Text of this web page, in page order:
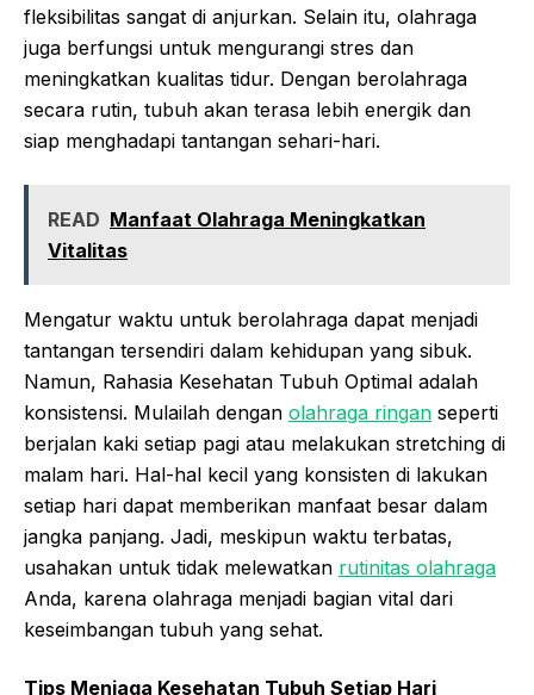
fleksibilitas sangat di anjurkan. Selain itu, olahraga
juga berfungsi untuk mengurangi stres dan
meningkatkan kualitas tidur. Dengan berolahraga
secara rutin, tubuh akan terasa lebih energik dan
siap menghadapi tantangan sehari-hari.
READ Manfaat Olahraga Meningkatkan
Vitalitas
Mengatur waktu untuk berolahraga dapat menjadi
tantangan tersendiri dalam kehidupan yang sibuk.
Namun, Rahasia Kesehatan Tubuh Optimal adalah
konsistensi. Mulailah dengan olahraga ringan seperti
berjalan kaki setiap pagi atau melakukan stretching di
malam hari. Hal-hal kecil yang konsisten di lakukan
setiap hari dapat memberikan manfaat besar dalam
jangka panjang. Jadi, meskipun waktu terbatas,
usahakan untuk tidak melewatkan rutinitas olahraga
Anda, karena olahraga menjadi bagian vital dari
keseimbangan tubuh yang sehat.
Tips Menjaga Kesehatan Tubuh Setiap Hari